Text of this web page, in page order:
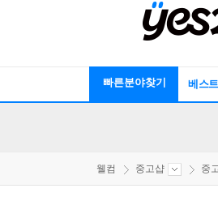
빠른분야찾기 베스트
웰컴 중고샵 중